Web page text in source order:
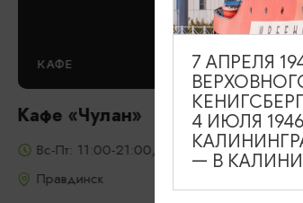
КАФЕ
Кафе «Чулан»
Вс-Пт: 11:00-21:00, Сб: 13:00-21:00
Правдинск
7 АПРЕЛЯ
4 ИЮЛЯ
— В